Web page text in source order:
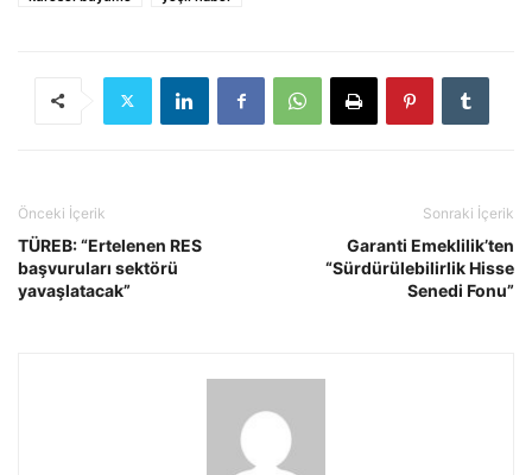
Önceki İçerik
TÜREB: “Ertelenen RES
başvuruları sektörü
yavaşlatacak”
Sonraki İçerik
Garanti Emeklilik’ten
“Sürdürülebilirlik Hisse
Senedi Fonu”